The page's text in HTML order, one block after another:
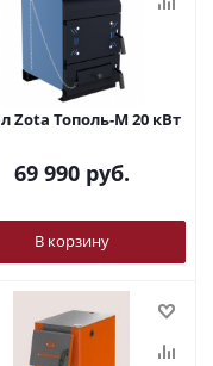
Zota Тополь-М 20 кВт
69 990руб.
В корзину